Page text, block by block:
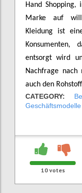
Hand Shopping,
Marke auf
Kleidung ist
Konsumenten,
entsorgt wird
Nachfrage
auch den
CATEGORY:
Geschäftsmodelle
10votes